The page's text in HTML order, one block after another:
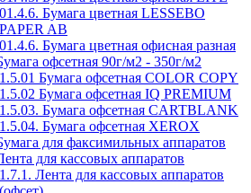
01.4.6. Бумага цветная LESSEBO
PAPER AB
01.4.6. Бумага цветная офисная разная
офсетная 90г/м2 - 350г/м2
1.5.01 Бумага офсетная COLOR COPY
1.5.02 Бумага офсетная IQ PREMIUM
1.5.03. Бумага офсетная CARTBLANK
1.5.04. Бумага офсетная XEROX
для факсимильных аппаратов
для кассовых аппаратов
1.7.1. Лента для кассовых аппаратов